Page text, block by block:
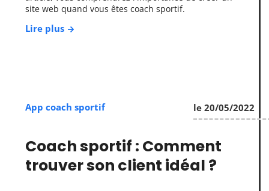
site web quand vous êtes coach sportif.
Lire plus
App coach sportif le 20/05/2022
Coach sportif : Comment
trouver son client idéal ?